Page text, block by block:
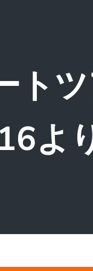
ト
よ